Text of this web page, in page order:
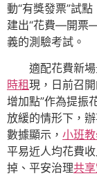
動“有獎發票”試
建出“花費—開票
義的測驗考試。
適配花費新
時租現，日前召
增加點”作為提振
放緩的情形下，
數據顯示， 小班
平易近人均花費
掉、平安治理共